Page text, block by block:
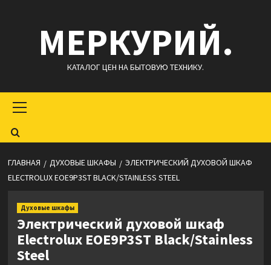
содержимомуМЕРКУРИЙ.
КАТАЛОГ ЦЕН НА БЫТОВУЮ ТЕХНИКУ.
меню
ГЛАВНАЯ ДУХОВЫЕ ШКАФЫ
ЭЛЕКТРИЧЕСКИЙ ДУХОВОЙ ШКАФ
ELECTROLUX EOE9P3ST BLACK/STAINLESS STEEL
Духовые шкафы
Электрический духовой шкаф
Electrolux EOE9P3ST Black/Stainless
Steel